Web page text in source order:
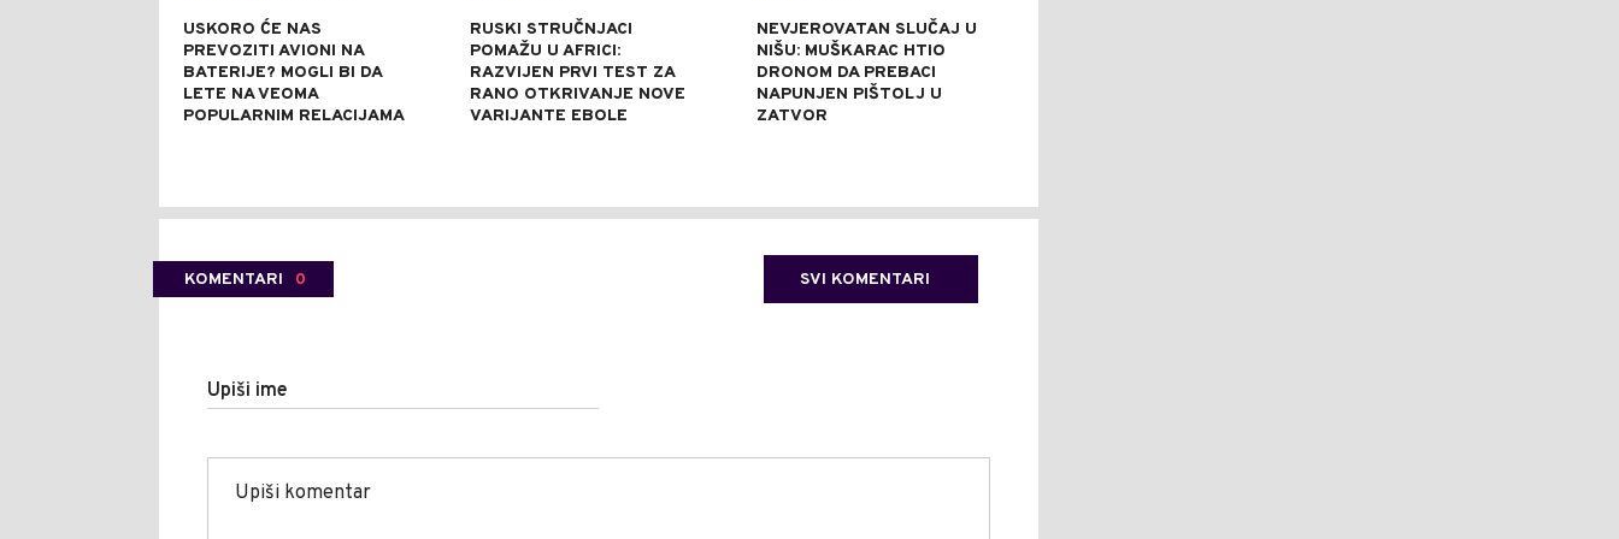
USKORO ĆE NAS
PREVOZITI AVIONI NA
BATERIJE? MOGLI BI DA
LETE NA VEOMA
POPULARNIM RELACIJAMA
RUSKI STRUČNJACI
POMAŽU U AFRICI:
RAZVIJEN PRVI TEST ZA
RANO OTKRIVANJE NOVE
VARIJANTE EBOLE
NEVJEROVATAN SLUČAJ U
NIŠU: MUŠKARAC HTIO
DRONOM DA PREBACI
NAPUNJEN PIŠTOLJ U
ZATVOR
KOMENTARI 0 SVI KOMENTARI
Upiši ime